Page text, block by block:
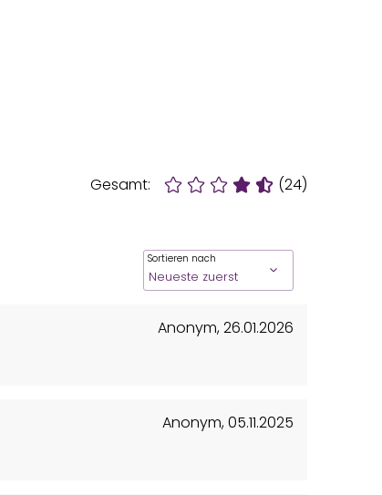
Gesamt: (24)
Sortieren nach
Anonym,26.01.2026
Anonym,05.11.2025